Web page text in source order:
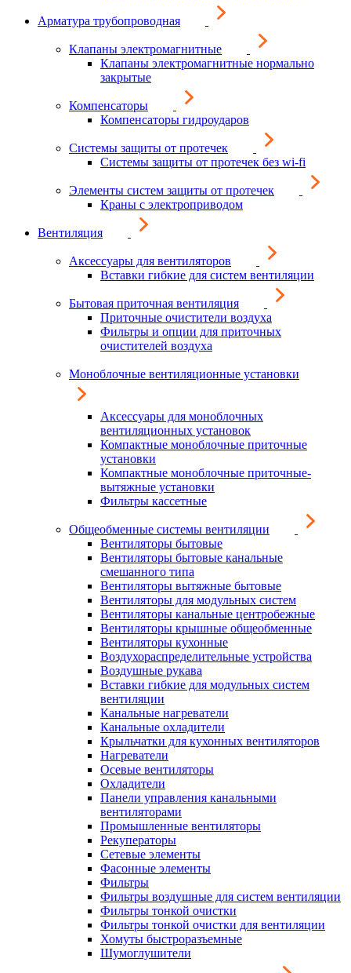
Арматура трубопроводная
Клапаны электромагнитные
Клапаны электромагнитные нормально
закрытые
Компенсаторы
Компенсаторы гидроударов
Системы защиты от протечек
Системы защиты от протечек без wi-fi
Элементы систем защиты от протечек
Краны с электроприводом
Вентиляция
Аксессуары для вентиляторов
Вставки гибкие для систем вентиляции
Бытовая приточная вентиляция
Приточные очистители воздуха
Фильтры и опции для приточных
очистителей воздуха
Моноблочные вентиляционные установки
Аксессуары для моноблочных
вентиляционных установок
Компактные моноблочные приточные
установки
Компактные моноблочные приточные-
вытяжные установки
Фильтры кассетные
Общеобменные системы вентиляции
Вентиляторы бытовые
Вентиляторы бытовые канальные
смешанного типа
Вентиляторы вытяжные бытовые
Вентиляторы для модульных систем
Вентиляторы канальные центробежные
Вентиляторы крышные общеобменные
Вентиляторы кухонные
Воздухораспределительные устройства
Воздушные рукава
Вставки гибкие для модульных систем
вентиляции
Канальные нагреватели
Канальные охладители
Крыльчатки для кухонных вентиляторов
Нагреватели
Осевые вентиляторы
Охладители
Панели управления канальными
вентиляторами
Промышленные вентиляторы
Рекуператоры
Сетевые элементы
Фасонные элементы
Фильтры
Фильтры воздушные для систем вентиляции
Фильтры тонкой очистки
Фильтры тонкой очистки для вентиляции
Хомуты быстроразъемные
Шумоглушители